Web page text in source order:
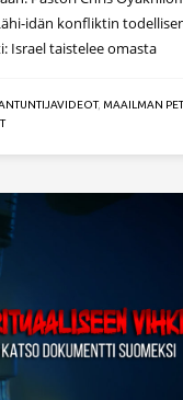
idän konfliktin
Israel taistelee omasta
, MAAILMAN